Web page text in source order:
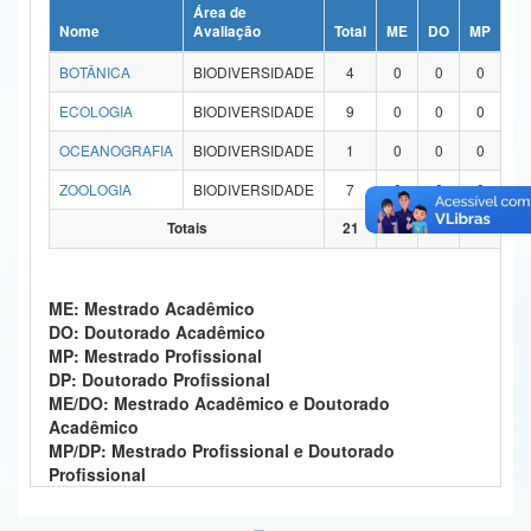
Ministério da Ciência, Tecnologia, Inovações e Comunicações
Ministério do Meio Ambiente
Ministério do Desenvolvimento Regional
Secretaria-Geral
Secretaria de Governo
Gabinete de Segurança Institucional
Advocacia-Geral da União
Nome
Área de
Avaliação
Total ME DO MP
BOTÂNICA
BIODIVERSIDADE 4 0 0 0
ECOLOGIA
BIODIVERSIDADE 9 0 0 0
OCEANOGRAFIA
BIODIVERSIDADE 1 0 0 0
ZOOLOGIA
BIODIVERSIDADE 7 0 0 0
0
Totais
21 0 0 0
ME: Mestrado Acadêmico
DO: Doutorado Acadêmico
MP: Mestrado Profissional
DP: Doutorado Profissional
ME/DO: Mestrado Acadêmico e Doutorado
Acadêmico
MP/DP: Mestrado Profissional e Doutorado
Profissional